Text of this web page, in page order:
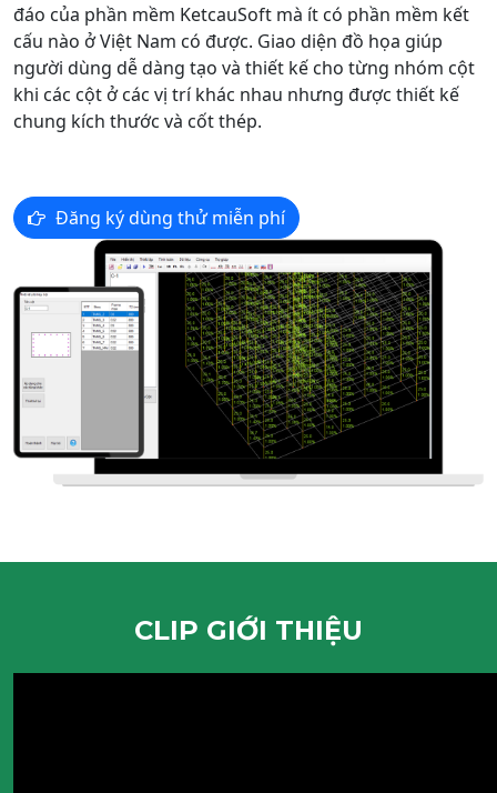
đáo của phần mềm KetcauSoft mà ít có phần mềm kết
cấu nào ở Việt Nam có được. Giao diện đồ họa giúp
người dùng dễ dàng tạo và thiết kế cho từng nhóm cột
khi các cột ở các vị trí khác nhau nhưng được thiết kế
chung kích thước và cốt thép.
Đăng ký dùng thử miễn phí
CLIP GIỚI THIỆU